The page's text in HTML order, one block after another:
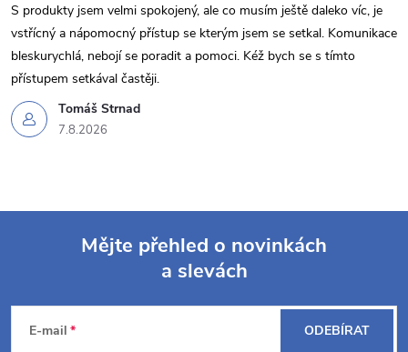
Tomáš Strnad
7.8.2026
S produkty jsem velmi spokojený, ale co musím ještě daleko víc, je
vstřícný a nápomocný přístup se kterým jsem se setkal. Komunikace
bleskurychlá, nebojí se poradit a pomoci. Kéž bych se s tímto
přístupem setkával častěji.
Mějte přehled o novinkách
a slevách
E-mail ODEBÍRAT